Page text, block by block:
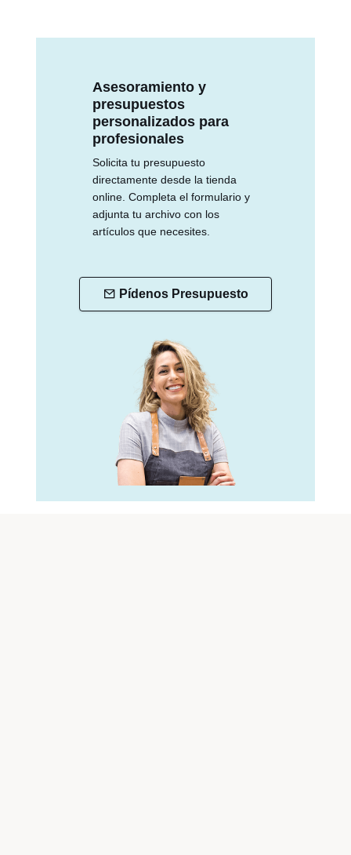
Asesoramiento y
presupuestos
personalizados para
profesionales
Solicita tu presupuesto
directamente desde la tienda
online. Completa el formulario y
adjunta tu archivo con los
artículos que necesites.
Pídenos Presupuesto